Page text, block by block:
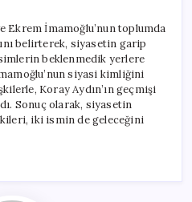
Ekrem İmamoğlu’nun toplumda
belirterek, siyasetin garip
beklenmedik yerlere
siyasi kimliğini
Koray Aydın’ın geçmişi
Sonuç olarak, siyasetin
iki ismin de geleceğini